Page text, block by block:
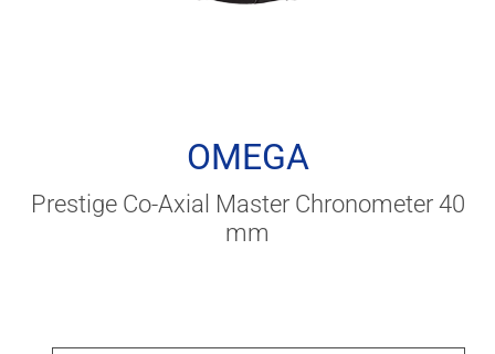
OMEGA
Prestige Co-Axial Master Chronometer 40
mm